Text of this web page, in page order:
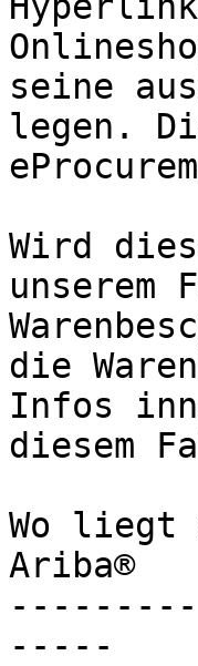
seine
legen.
Wird
unserem
die
Infos
diesem
Wo liegt
Ariba®
-----